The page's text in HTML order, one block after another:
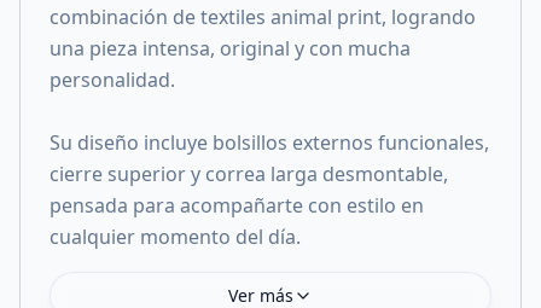
combinación de textiles animal print, logrando
una pieza intensa, original y con mucha
personalidad.
Su diseño incluye bolsillos externos funcionales,
cierre superior y correa larga desmontable,
pensada para acompañarte con estilo en
cualquier momento del día.
Ver más